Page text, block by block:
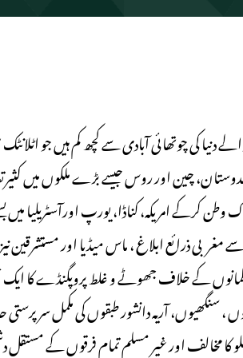
دنیا کی چوتھائی آبادی سے کچھ کم ہیں جو
چین اور روس جیسے بڑے ملکوں میں
وطن کرکے امریکہ، کناڈا، یورپ اورآسٹریلیا
سے مغربی ذرائع ابلاغ ، ماس میڈیا اور
کے خلاف جھوٹے و غلط پروپگنڈے کا ایک
، سنگھیوں، آریہ دانشور طبقوں کی مکمل
کا مخالف اور غیر مسلم تمام فرقوں کے